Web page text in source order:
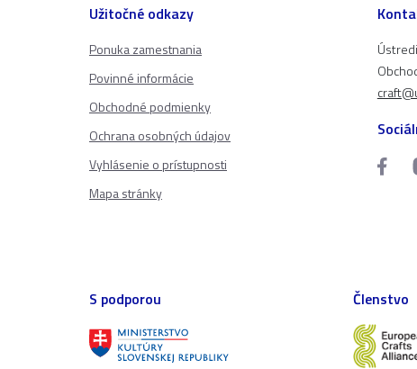
Užitočné odkazy
Ponuka zamestnania
Povinné informácie
Obchodné podmienky
Ochrana osobných údajov
Vyhlásenie o prístupnosti
Mapa stránky
S podporou Členstvo